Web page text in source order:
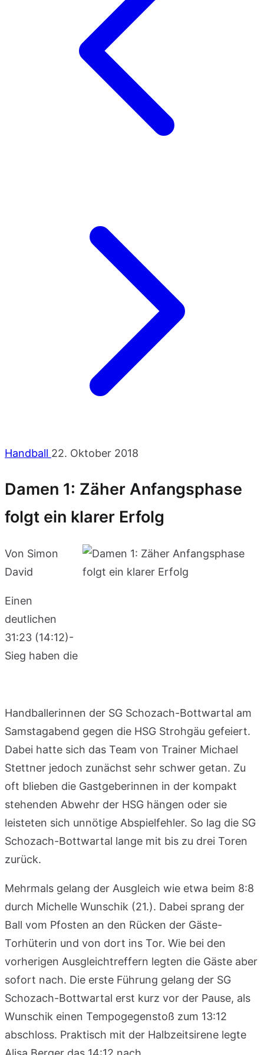
Handball 22. Oktober 2018
Damen 1: Zäher Anfangsphase
folgt ein klarer Erfolg
Von Simon
David
Einen
deutlichen
31:23 (14:12)-
Sieg haben die
Handballerinnen der SG Schozach-Bottwartal am
Samstagabend gegen die HSG Strohgäu gefeiert.
Dabei hatte sich das Team von Trainer Michael
Stettner jedoch zunächst sehr schwer getan. Zu
oft blieben die Gastgeberinnen in der kompakt
stehenden Abwehr der HSG hängen oder sie
leisteten sich unnötige Abspielfehler. So lag die SG
Schozach-Bottwartal lange mit bis zu drei Toren
zurück.
Mehrmals gelang der Ausgleich wie etwa beim 8:8
durch Michelle Wunschik (21.). Dabei sprang der
Ball vom Pfosten an den Rücken der Gäste-
Torhüterin und von dort ins Tor. Wie bei den
vorherigen Ausgleichtreffern legten die Gäste aber
sofort nach. Die erste Führung gelang der SG
Schozach-Bottwartal erst kurz vor der Pause, als
Wunschik einen Tempogegenstoß zum 13:12
abschloss. Praktisch mit der Halbzeitsirene legte